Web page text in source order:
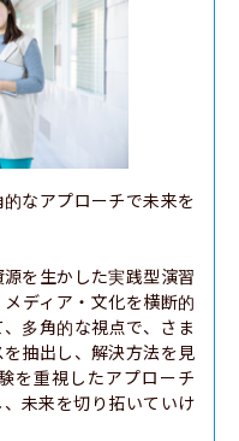
なアプローチで未来を
を生かした実践型演習
ディア・文化を横断的
多角的な視点で、さま
抽出し、解決方法を見
を重視したアプローチ
未来を切り拓いていけ